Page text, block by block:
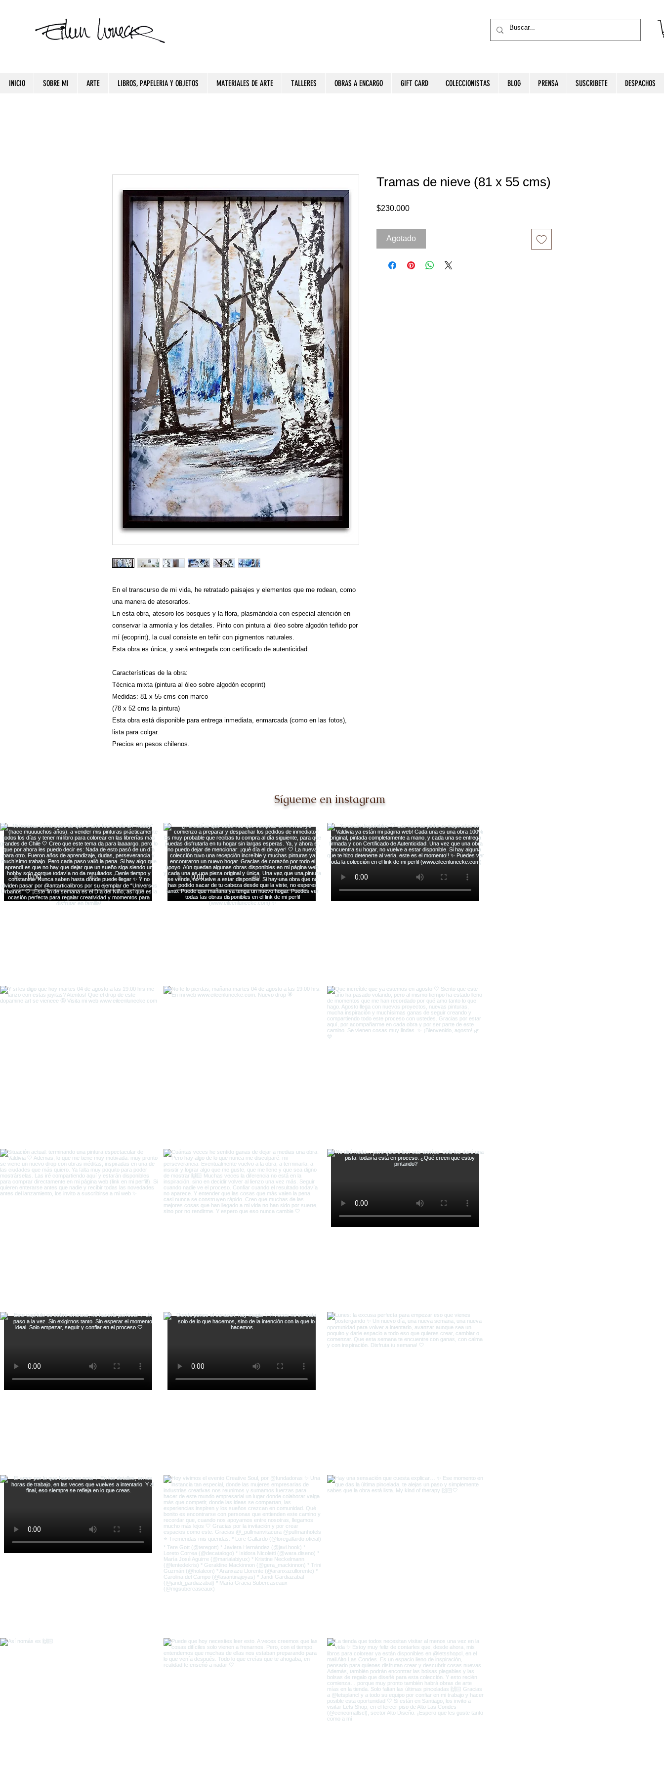
INICIO SOBRE MI ARTE LIBROS, PAPELERIA Y OBJETOS MATERIALES DE ARTE TALLERES OBRAS A ENCARGO GIFT CARD COLECCIONISTAS BLOG PRENSA SUSCRIBETE DESPACHOS
En el transcurso de mi vida, he retratado paisajes y elementos que me rodean, como
una manera de atesorarlos.
En esta obra, atesoro los bosques y la flora, plasmándola con especial atención en
conservar la armonía y los detalles. Pinto con pintura al óleo sobre algodón teñido por
mí (ecoprint), la cual consiste en teñir con pigmentos naturales.
Esta obra es única, y será entregada con certificado de autenticidad.
Características de la obra:
Técnica mixta (pintura al óleo sobre algodón ecoprint)
Medidas: 81 x 55 cms con marco
(78 x 52 cms la pintura)
Esta obra está disponible para entrega inmediata, enmarcada (como en las fotos),
lista para colgar.
Precios en pesos chilenos.
Tramas de nieve (81 x 55 cms)
$230.000Precio
Agotado
Sígueme en instagram